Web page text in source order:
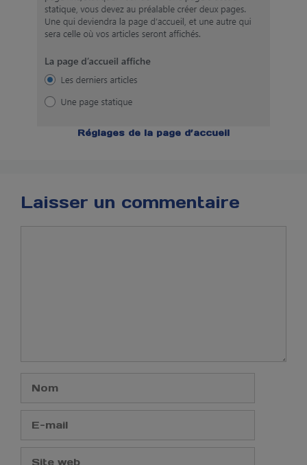
Réglages de la page d’accueil
Laisser un commentaire
mail